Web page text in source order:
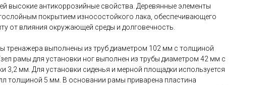
высокие антикоррозийные свойства. Деревянные элементы
покрытием износостойкого лака, обеспечивающего
от влияния окружающей среды и долговечность.
тренажера выполнены из труб диаметром 102 мм с толщиной
рамы для установки ног выполнен из трубы диаметром 42 мм с
3,2 мм. Для установки сиденья и мерной площадки используется
толщиной 5 мм. В основании рамы приварена пластина